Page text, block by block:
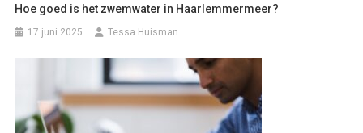
Hoe goed is het zwemwater in Haarlemmermeer?
17 juni 2025 Tessa Huisman